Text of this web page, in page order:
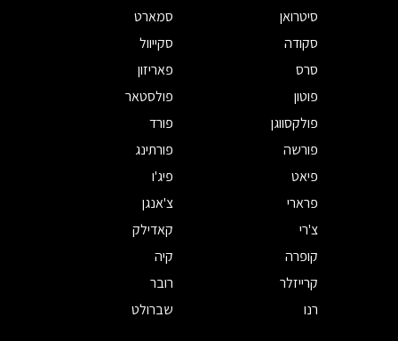
סיטרואן
סמארט
סקודה
סקייוול
סרס
פאריזון
פוטון
פולסטאר
פולקסווגן
פורד
פורשה
פורתינג
פיאט
פיג'ו
פרארי
צ'אנגן
צ'רי
קאדילק
קופרה
קיה
קרייזלר
רובר
רנו
שברולט